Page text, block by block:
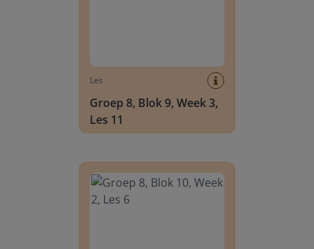
Les
Groep 8, Blok 9, Week 3,
Les 11